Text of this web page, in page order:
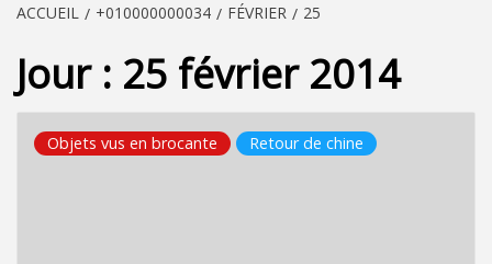
ACCUEIL +010000000034 FÉVRIER 25
Jour : 25 février 2014
Objets vus en brocante Retour de chine